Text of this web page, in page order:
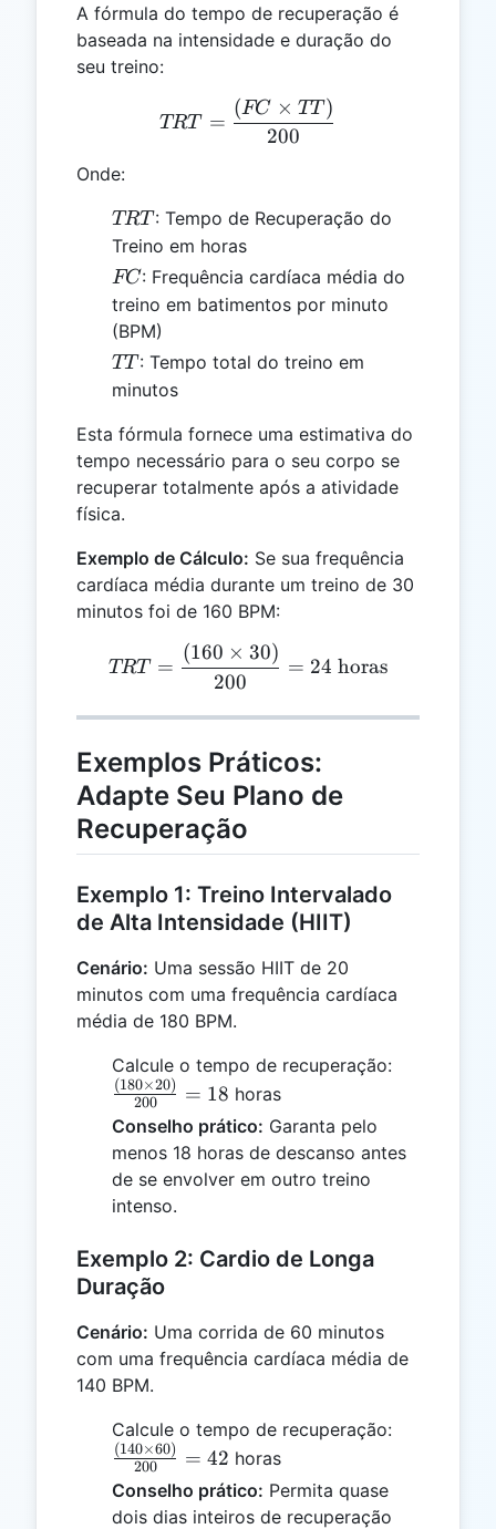
A fórmula do tempo de recuperação é
baseada na intensidade e duração do
seu treino:
TRT = \frac{(FC \times
TRT =
200
(FC × TT )
Onde:
TRT
TRT : Tempo de Recuperação do
Treino em horas
FC
FC: Frequência cardíaca média do
treino em batimentos por minuto
(BPM)
TT
TT : Tempo total do treino em
minutos
Esta fórmula fornece uma estimativa do
tempo necessário para o seu corpo se
recuperar totalmente após a atividade
física.
Exemplo de Cálculo: Se sua frequência
cardíaca média durante um treino de 30
minutos foi de 160 BPM:
TRT = \frac{(160 \times
TRT =
200
(160 × 30)
= 24 horas
Exemplos Práticos:
Adapte Seu Plano de
Recuperação
Exemplo 1: Treino Intervalado
de Alta Intensidade (HIIT)
Cenário: Uma sessão HIIT de 20
minutos com uma frequência cardíaca
média de 180 BPM.
Calcule o tempo de recuperação:
200
(180×20) = 18 horas
Conselho prático: Garanta pelo
menos 18 horas de descanso antes
de se envolver em outro treino
intenso.
Exemplo 2: Cardio de Longa
Duração
Cenário: Uma corrida de 60 minutos
com uma frequência cardíaca média de
140 BPM.
Calcule o tempo de recuperação:
200
(140×60) = 42 horas
Conselho prático: Permita quase
dois dias inteiros de recuperação